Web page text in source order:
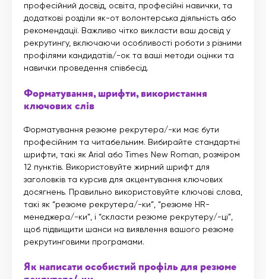
професійний досвід, освіта, професійні навички, та
додаткові розділи як-от волонтерська діяльність або
рекомендації. Важливо чітко викласти ваш досвід у
рекрутингу, включаючи особливості роботи з різними
профілями кандидатів/-ок та ваші методи оцінки та
навички проведення співбесід.
Форматування, шрифти, використання
ключових слів
Форматування резюме рекрутера/-ки має бути
професійним та читабельним. Вибирайте стандартні
шрифти, такі як Arial або Times New Roman, розміром
12 пунктів. Використовуйте жирний шрифт для
заголовків та курсив для акцентування ключових
досягнень. Правильно використовуйте ключові слова,
такі як “резюме рекрутера/-ки”, “резюме HR-
менеджера/-ки”, і “скласти резюме рекрутеру/-ці”,
щоб підвищити шанси на виявлення вашого резюме
рекрутинговими програмами.
Як написати особистий профіль для резюме